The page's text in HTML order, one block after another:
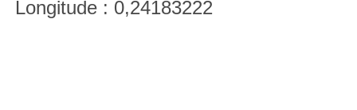
Longitude : 0,24183222